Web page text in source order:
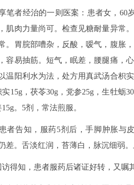
笔者经治的一则医案：患者女，60
肌肉力量尚可。检查见糖耐量异常
。胃脘部嘈杂，反酸，嗳气，腹胀
容易抽筋。短气，眠差，腰腿痛，
温阳利水为法，处方用真武汤合枳
15g，茯苓30g，党参25g，生牡蛎
。5剂，常法煎服。
者告知，服药5剂后，手脚肿胀与
差。舌淡红润，苔薄白，脉沉细弱。
访得知，患者服药后诸证好转，又嘱